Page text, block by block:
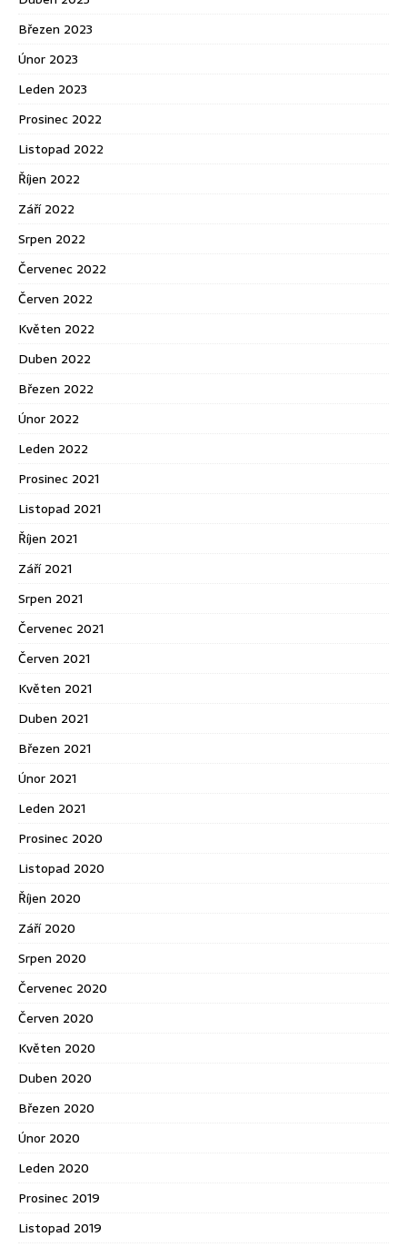
Březen 2023
Únor 2023
Leden 2023
Prosinec 2022
Listopad 2022
Říjen 2022
Září 2022
Srpen 2022
Červenec 2022
Červen 2022
Květen 2022
Duben 2022
Březen 2022
Únor 2022
Leden 2022
Prosinec 2021
Listopad 2021
Říjen 2021
Září 2021
Srpen 2021
Červenec 2021
Červen 2021
Květen 2021
Duben 2021
Březen 2021
Únor 2021
Leden 2021
Prosinec 2020
Listopad 2020
Říjen 2020
Září 2020
Srpen 2020
Červenec 2020
Červen 2020
Květen 2020
Duben 2020
Březen 2020
Únor 2020
Leden 2020
Prosinec 2019
Listopad 2019